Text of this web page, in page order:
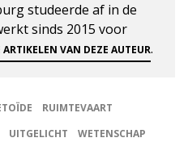
studeerde af in de
sinds 2015 voor
ARTIKELEN VAN DEZE AUTEUR.
RUIMTEVAART
UITGELICHT WETENSCHAP